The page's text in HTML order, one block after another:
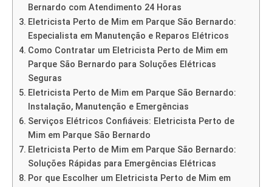
Bernardo com Atendimento 24 Horas
Eletricista Perto de Mim em Parque São Bernardo:
Especialista em Manutenção e Reparos Elétricos
Como Contratar um Eletricista Perto de Mim em
Parque São Bernardo para Soluções Elétricas
Seguras
Eletricista Perto de Mim em Parque São Bernardo:
Instalação, Manutenção e Emergências
Serviços Elétricos Confiáveis: Eletricista Perto de
Mim em Parque São Bernardo
Eletricista Perto de Mim em Parque São Bernardo:
Soluções Rápidas para Emergências Elétricas
Por que Escolher um Eletricista Perto de Mim em